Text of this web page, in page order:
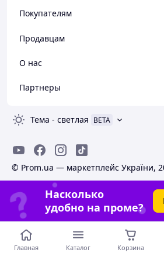
Покупателям
Продавцам
О нас
Партнеры
Тема - светлая BETA
© Prom.ua — маркетплейс України,
Насколько
удобно на проме?
Главная Каталог Корзина